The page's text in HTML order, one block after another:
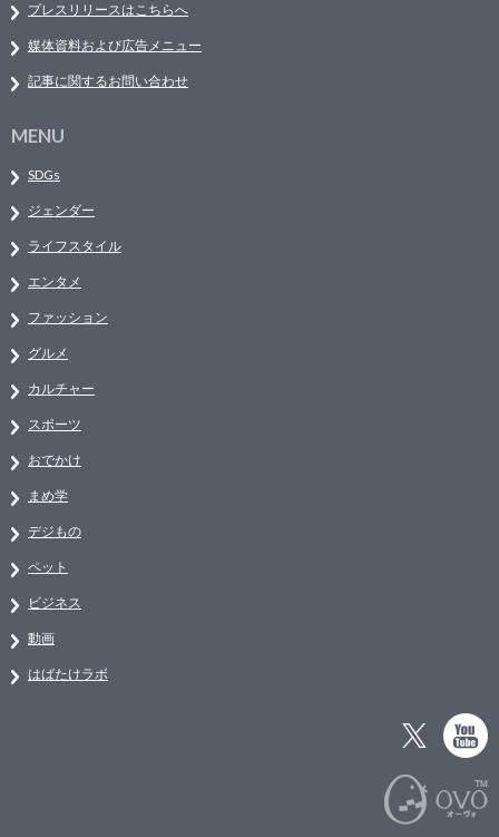
プレスリリースはこちらへ
媒体資料および広告メニュー
記事に関するお問い合わせ
MENU
SDGs
ジェンダー
ライフスタイル
エンタメ
ファッション
グルメ
カルチャー
スポーツ
おでかけ
まめ学
デジもの
ペット
ビジネス
動画
はばたけラボ